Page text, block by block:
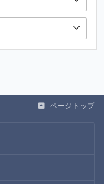
ページトップ